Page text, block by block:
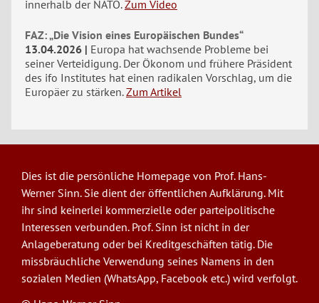
innerhalb der NATO. Zum Video
FAZ: „Die Vision eines Europäischen Bundes“
13.04.2026
Europa hat wachsende Probleme bei
seiner Verteidigung. Der Ökonom und frühere Präsident
des ifo Institutes hat einen radikalen Vorschlag, um die
Europäer zu stärken. Zum Artikel
Dies ist die persönliche Homepage von Prof. Hans-
Werner Sinn. Sie dient der öffentlichen Aufklärung. Mit
ihr sind keinerlei kommerzielle oder parteipolitische
Interessen verbunden. Prof. Sinn ist nicht in der
Anlageberatung oder bei Kreditgeschäften tätig. Die
missbräuchliche Verwendung seines Namens in den
sozialen Medien (WhatsApp, Facebook etc.) wird verfolgt.